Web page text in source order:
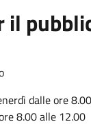
il
dalle ore
8.00 alle 12.00